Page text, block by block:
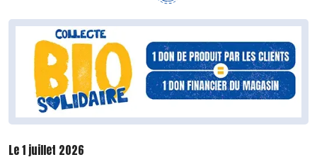
Le 1 juillet 2026